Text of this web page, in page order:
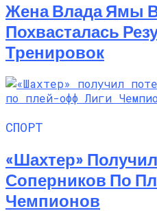
Жена Влада Ямы
Похвасталась
Тренировок
СПОРТ
«Шахтер»
Соперников По
Чемпионов